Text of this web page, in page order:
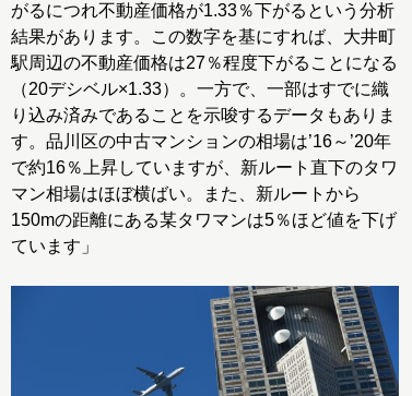
がるにつれ不動産価格が1.33％下がるという分析
結果があります。この数字を基にすれば、大井町
駅周辺の不動産価格は27％程度下がることになる
（20デシベル×1.33）。一方で、一部はすでに織
り込み済みであることを示唆するデータもありま
す。品川区の中古マンションの相場は’16～’20年
で約16％上昇していますが、新ルート直下のタワ
マン相場はほぼ横ばい。また、新ルートから
150mの距離にある某タワマンは5％ほど値を下げ
ています」